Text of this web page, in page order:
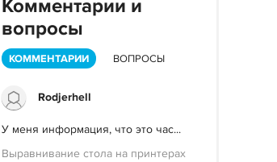
Комментарии и
вопросы
КОММЕНТАРИИ ВОПРОСЫ
Rodjerhell
У меня информация, что это час...
Выравнивание стола на принтерах